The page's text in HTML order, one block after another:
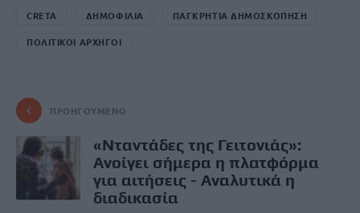
CRETA ΔΗΜΟΦΙΛΙΑ ΠΑΓΚΡΗΤΙΑ ΔΗΜΟΣΚΟΠΗΣΗ
ΠΟΛΙΤΙΚΟΙ ΑΡΧΗΓΟΙ
ΠΡΟΗΓΟΎΜΕΝΟ
«Νταντάδες της Γειτονιάς»:
Ανοίγει σήμερα η πλατφόρμα
για αιτήσεις - Αναλυτικά η
διαδικασία